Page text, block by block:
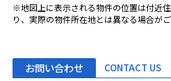
※地図上に表示される物件の位置は付近
り、実際の物件所在地とは異なる場合がご
お問い合わせ CONTACT US